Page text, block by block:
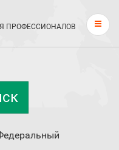
ПРОФЕССИОНАЛОВ